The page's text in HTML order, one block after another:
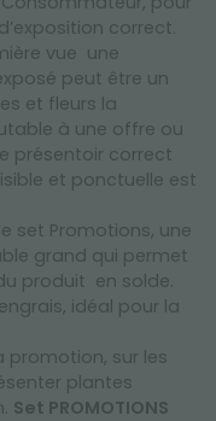
correct.
vue une
peut être un
et fleurs la
à une offre ou
présentoir correct
et ponctuelle est
set Promotions, une
grand qui permet
produit en solde.
idéal pour la
promotion, sur les
plantes
Set PROMOTIONS